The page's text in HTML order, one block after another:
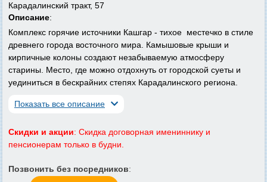
Карадалинский тракт, 57
Описание:
Комплекс горячие источники Кашгар - тихое местечко в стиле
древнего города восточного мира. Камышовые крыши и
кирпичные колоны создают незабываемую атмосферу
старины. Место, где можно отдохнуть от городской суеты и
уединиться в бескрайних степях Карадалинского региона.
Показать все описание
Скидки и акции: Скидка договорная имениннику и
пенсионерам только в будни.
Позвонить без посредников: